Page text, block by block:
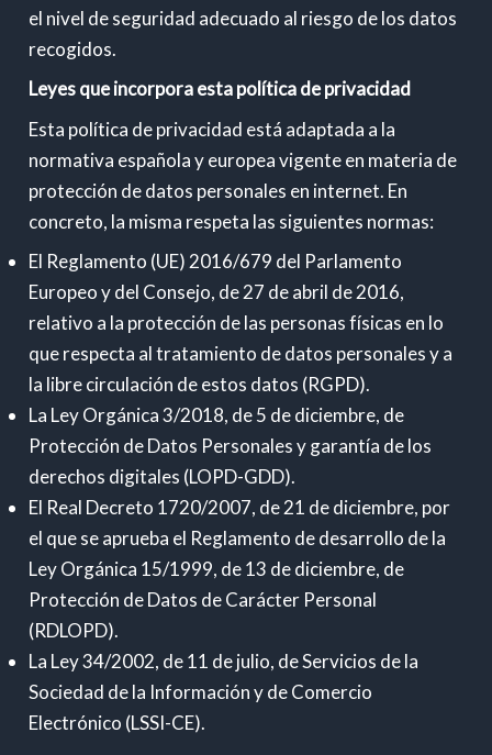
el nivel de seguridad adecuado al riesgo de los datos
recogidos.
Leyes que incorpora esta política de privacidad
Esta política de privacidad está adaptada a la
normativa española y europea vigente en materia de
protección de datos personales en internet. En
concreto, la misma respeta las siguientes normas:
El Reglamento (UE) 2016/679 del Parlamento
Europeo y del Consejo, de 27 de abril de 2016,
relativo a la protección de las personas físicas en lo
que respecta al tratamiento de datos personales y a
la libre circulación de estos datos (RGPD).
La Ley Orgánica 3/2018, de 5 de diciembre, de
Protección de Datos Personales y garantía de los
derechos digitales (LOPD-GDD).
El Real Decreto 1720/2007, de 21 de diciembre, por
el que se aprueba el Reglamento de desarrollo de la
Ley Orgánica 15/1999, de 13 de diciembre, de
Protección de Datos de Carácter Personal
(RDLOPD).
La Ley 34/2002, de 11 de julio, de Servicios de la
Sociedad de la Información y de Comercio
Electrónico (LSSI-CE).